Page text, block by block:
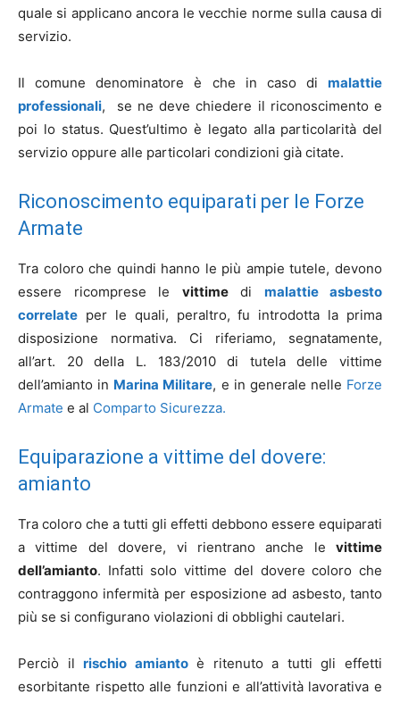
quale si applicano ancora le vecchie norme sulla causa di
servizio.
Il comune denominatore è che in caso di malattie
professionali, se ne deve chiedere il riconoscimento e
poi lo status. Quest’ultimo è legato alla particolarità del
servizio oppure alle particolari condizioni già citate.
Riconoscimento equiparati per le Forze
Armate
Tra coloro che quindi hanno le più ampie tutele, devono
essere ricomprese le vittimedi malattie asbesto
correlate per le quali, peraltro, fu introdotta la prima
disposizione normativa. Ci riferiamo, segnatamente,
all’art. 20 della L. 183/2010 di tutela delle vittime
dell’amianto in Marina Militare, e in generale nelle Forze
Armate e al Comparto Sicurezza.
Equiparazione a vittime del dovere:
amianto
Tra coloro che a tutti gli effetti debbono essere equiparati
a vittime del dovere, vi rientrano anche le vittime
dell’amianto. Infatti solo vittime del dovere coloro che
contraggono infermità per esposizione ad asbesto, tanto
più se si configurano violazioni di obblighi cautelari.
Perciò ilrischio amiantoè ritenuto a tutti gli effetti
esorbitante rispetto alle funzioni e all’attività lavorativa e